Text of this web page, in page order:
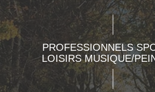
PROFESSIONNELS
LOISIRS MUSIQUE/